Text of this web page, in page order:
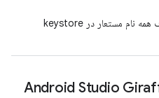
ایجاد خطای Signed Bundle (حذف همه نام مستعار در keystore
Android Studio